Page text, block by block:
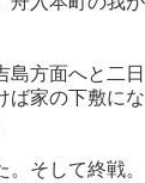
方面へと二
家の下敷に
そして終戦。